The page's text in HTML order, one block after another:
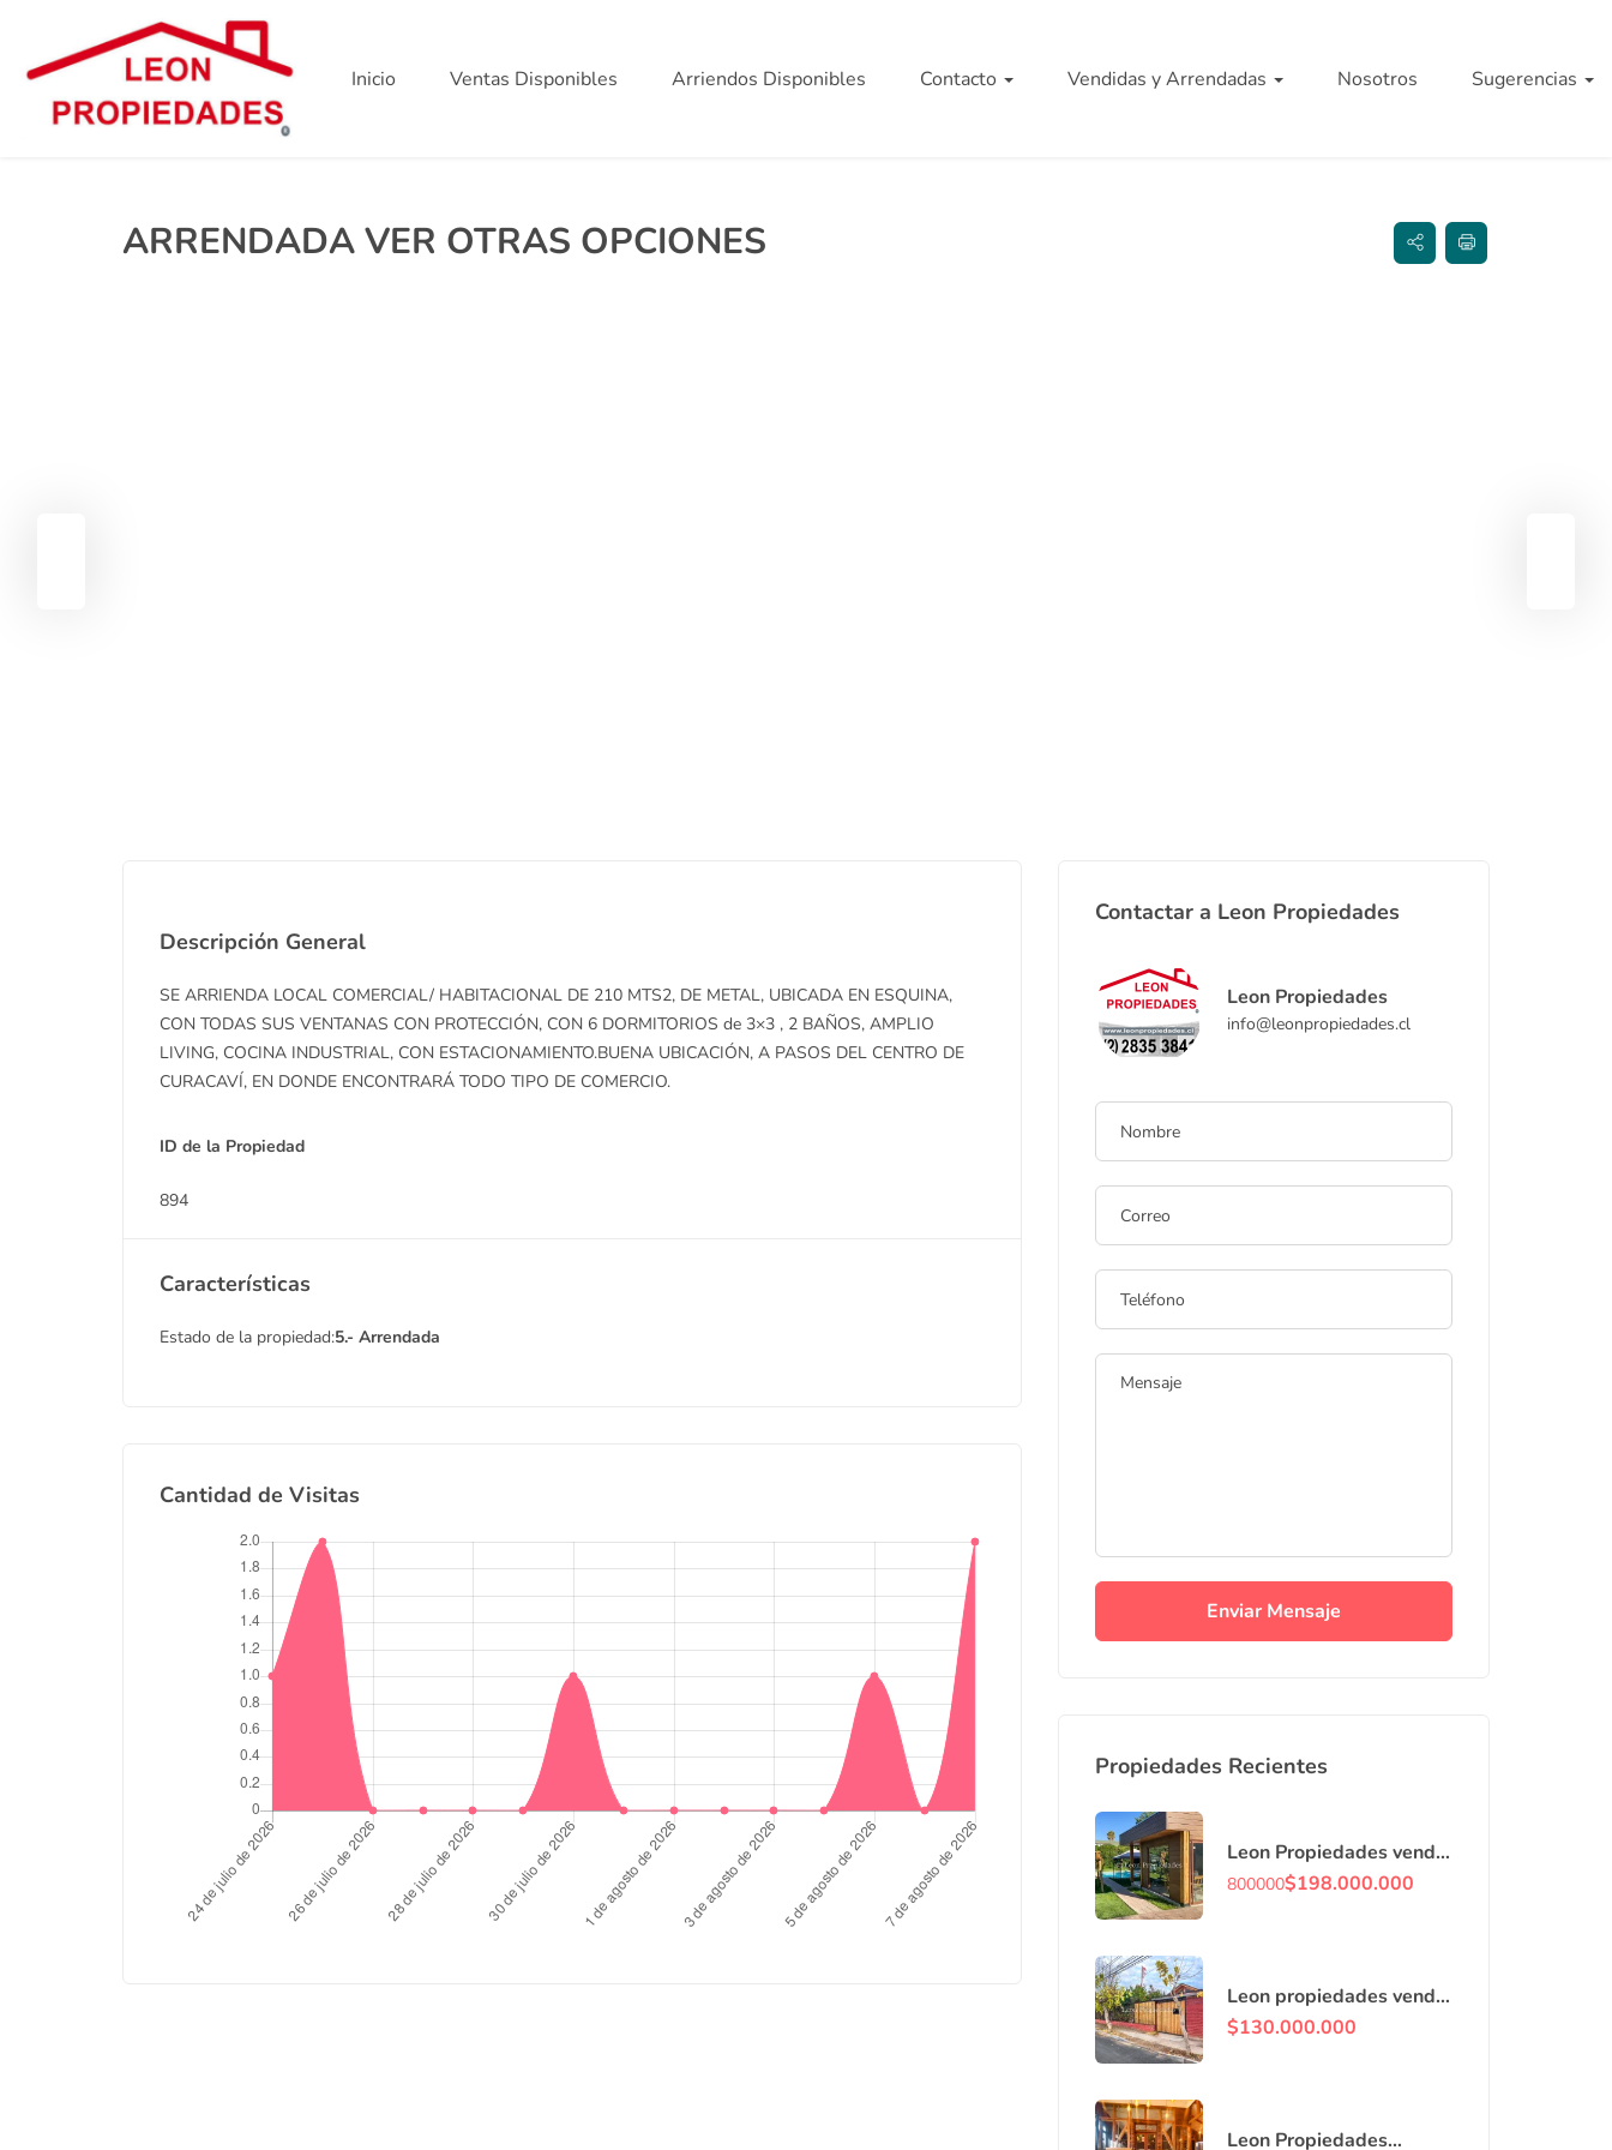
Inicio Ventas Disponibles Arriendos Disponibles Contacto Vendidas y Arrendadas Nosotros Sugerencias
ARRENDADA VER OTRAS OPCIONES
Descripción General
SE ARRIENDA LOCAL COMERCIAL/ HABITACIONAL DE 210 MTS2, DE METAL, UBICADA EN ESQUINA,
CON TODAS SUS VENTANAS CON PROTECCIÓN, CON 6 DORMITORIOS de 3×3 , 2 BAÑOS, AMPLIO
LIVING, COCINA INDUSTRIAL, CON ESTACIONAMIENTO.BUENA UBICACIÓN, A PASOS DEL CENTRO DE
CURACAVÍ, EN DONDE ENCONTRARÁ TODO TIPO DE COMERCIO.
ID de la Propiedad
894
Características
Estado de la propiedad:5.- Arrendada
Cantidad de Visitas
Contactar a Leon Propiedades
Leon Propiedades
info@leonpropiedades.cl
Enviar Mensaje
Propiedades Recientes
Leon Propiedades vende
o arrienda con
800000$198.000.000
Leon propiedades vende
casa en villa, Curacaví
$130.000.000
Leon Propiedades